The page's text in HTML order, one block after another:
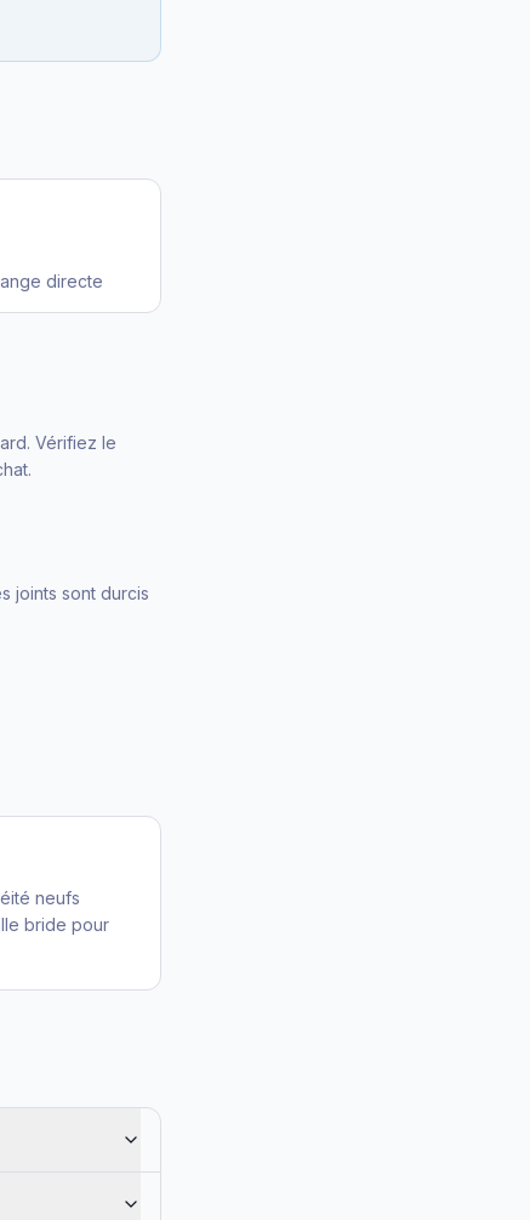
directe
Vérifiez le
joints sont durcis
neufs
bride pour